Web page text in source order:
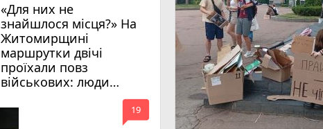
«Для них не
знайшлося місця?» На
Житомирщині
маршрутки двічі
проїхали повз
військових: люди
вимагають покарати
винних
mode_comment
19